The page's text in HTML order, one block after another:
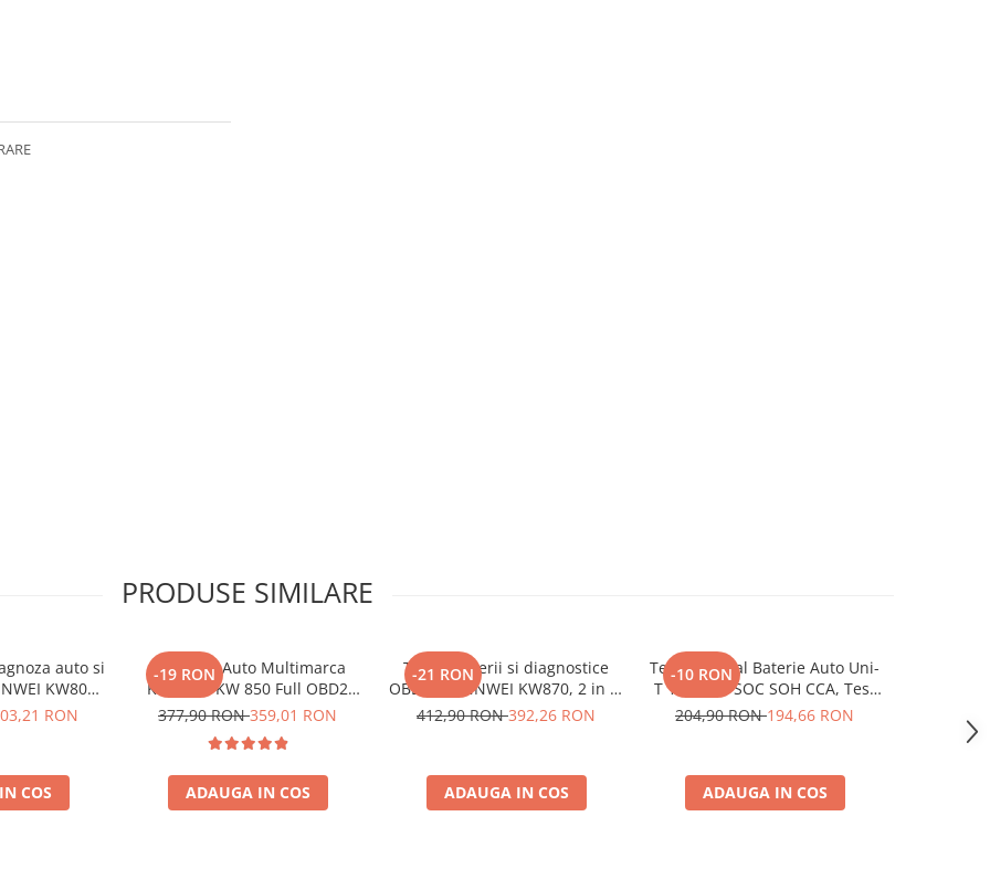
PRODUSE SIMILARE
auto si
KW808
1996
RON
COS
-19 RON
Diagnoza Auto Multimarca
Konnwei KW 850 Full OBD2
Tester Auto Dedicat BMW Mini
Diagnostic Scanner ABS ESP
SRS Transmisie Motor Toate
Marcile Dupa 1996
377,90 RON359,01 RON
ADAUGA IN COS
-21 RON
Tester baterii si diagnostice
OBD II KONNWEI KW870, 2 in 1,
pentru masini 12V, functii
412,90 RON392,26 RON
ADAUGA IN COS
-10 RON
Tester Digital Baterie Auto Uni-
T 12V 24V, SOC SOH CCA, Test
Alternator, SAE DIN IEC EN JIS
204,90 RON194,66 RON
ADAUGA IN COS